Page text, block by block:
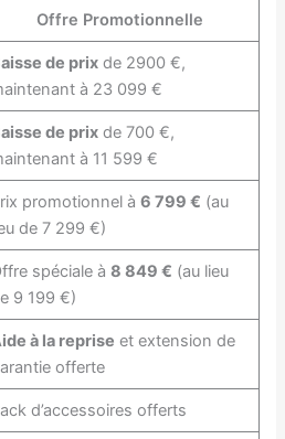
Offre Promotionnelle
de prixde 2900 €,
à 23 099 €
de prixde 700 €,
à 11 599 €
promotionnel à 6 799 € (au
de 7 299 €)
spéciale à 8 849 € (au lieu
9 199 €)
à la reprise et extension de
offerte
d’accessoires offerts